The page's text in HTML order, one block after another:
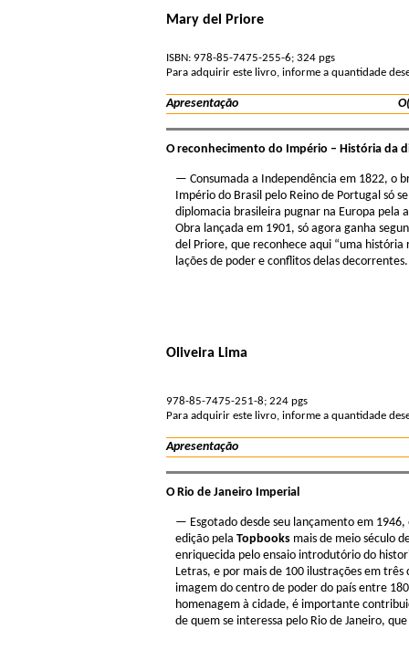
Mary del Priore
ISBN: 978-85-7475-255-6; 324 pgs
Para adquirir este livro, informe a quantidade
Apresentação
O reconhecimento do Império – História da
— Consumada a Independência em 1822, o
Império do Brasil pelo Reino de Portugal só
diplomacia brasileira pugnar na Eu­ropa pela
Obra lançada em 1901, só agora ganha
del Priore, que reconhe­ce aqui “uma
lações de poder e conflitos delas
Oliveira Lima
978-85-7475-251-8; 224 pgs
Para adquirir este livro, informe a quantidade
Apresentação
O Rio de Janeiro Imperial
— Esgotado desde seu lançamento em
edição pela Topbooks mais de meio século
enriquecida pelo ensaio introdutório do
Letras, e por mais de 100 ilustrações em
imagem do centro de poder do país entre
homenagem à cidade, é importante
de quem se interessa pelo Rio de Janeiro,